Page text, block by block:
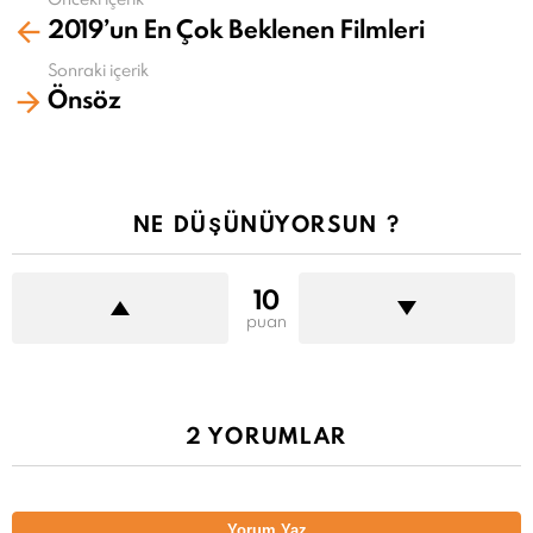
fazla2019’un En Çok Beklenen Filmleri
Sonraki içerik
Önsöz
NE DÜŞÜNÜYORSUN ?
10
puan
2 YORUMLAR